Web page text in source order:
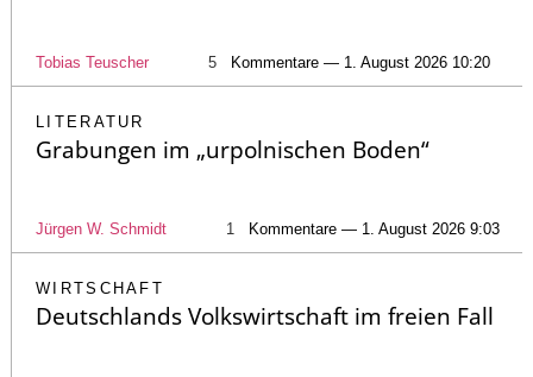
Tobias Teuscher 5 Kommentare — 1. August 2026 10:20
LITERATUR
Grabungen im „urpolnischen Boden“
Jürgen W. Schmidt 1 Kommentare — 1. August 2026 9:03
WIRTSCHAFT
Deutschlands Volkswirtschaft im freien Fall